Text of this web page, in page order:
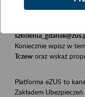
Szkolenie
Koniecznie wpisz w
Tczew oraz wskaż
Platforma eZUS to
Zakładem